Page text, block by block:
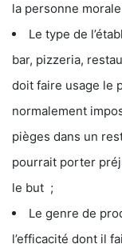
la personne
Le type de
bar, pizzeria,
doit faire usage le
normalement
pièges dans un
pourrait porter
le but ;
Le genre de
l’efficacité dont il